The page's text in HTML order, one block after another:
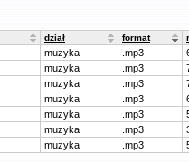
dział format
muzyka .mp3
muzyka .mp3
muzyka .mp3
muzyka .mp3
muzyka .mp3
muzyka .mp3
muzyka .mp3